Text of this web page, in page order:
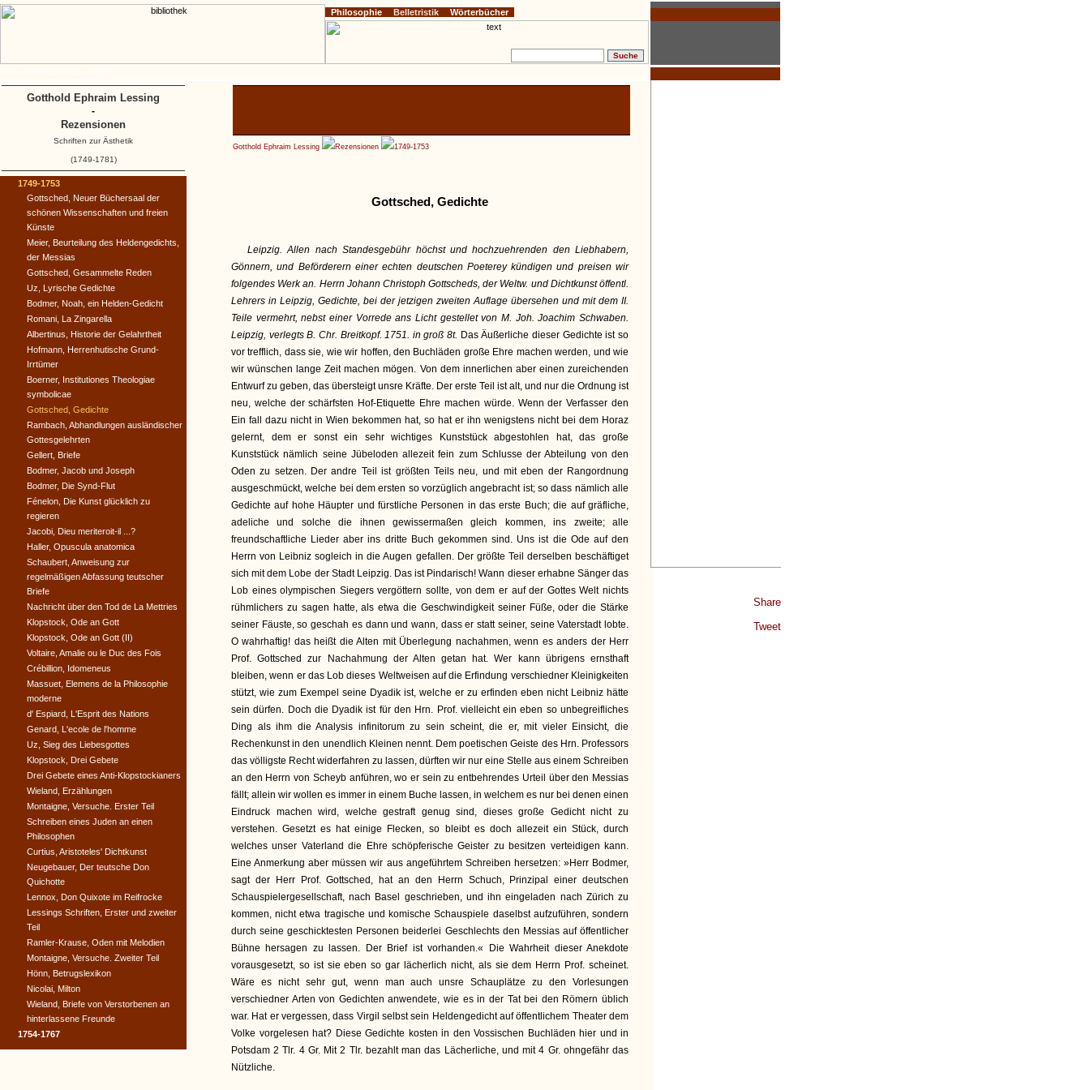
Share
Tweet
Gotthold Ephraim Lessing Rezensionen 1749-1753
Gottsched, Gedichte
Leipzig. Allen nach Standesgebühr höchst und hochzuehrenden den Liebhabern,
Gönnern, und Beförderern einer echten deutschen Poeterey kündigen und preisen wir
folgendes Werk an. Herrn Johann Christoph Gottscheds, der Weltw. und Dichtkunst öffentl.
Lehrers in Leipzig, Gedichte, bei der jetzigen zweiten Auflage übersehen und mit dem II.
Teile vermehrt, nebst einer Vorrede ans Licht gestellet von M. Joh. Joachim Schwaben.
Leipzig, verlegts B. Chr. Breitkopf. 1751. in groß 8t. Das Äußerliche dieser Gedichte ist so
vor trefflich, dass sie, wie wir hoffen, den Buchläden große Ehre machen werden, und wie
wir wünschen lange Zeit machen mögen. Von dem innerlichen aber einen zureichenden
Entwurf zu geben, das übersteigt unsre Kräfte. Der erste Teil ist alt, und nur die Ordnung ist
neu, welche der schärfsten Hof-Etiquette Ehre machen würde. Wenn der Verfasser den
Ein fall dazu nicht in Wien bekommen hat, so hat er ihn wenigstens nicht bei dem Horaz
gelernt, dem er sonst ein sehr wichtiges Kunststück abgestohlen hat, das große
Kunststück nämlich seine Jübeloden allezeit fein zum Schlusse der Abteilung von den
Oden zu setzen. Der andre Teil ist größten Teils neu, und mit eben der Rangordnung
ausgeschmückt, welche bei dem ersten so vorzüglich angebracht ist; so dass nämlich alle
Gedichte auf hohe Häupter und fürstliche Personen in das erste Buch; die auf gräfliche,
adeliche und solche die ihnen gewissermaßen gleich kommen, ins zweite; alle
freundschaftliche Lieder aber ins dritte Buch gekommen sind. Uns ist die Ode auf den
Herrn von Leibniz sogleich in die Augen gefallen. Der größte Teil derselben beschäftiget
sich mit dem Lobe der Stadt Leipzig. Das ist Pindarisch! Wann dieser erhabne Sänger das
Lob eines olympischen Siegers vergöttern sollte, von dem er auf der Gottes Welt nichts
rühmlichers zu sagen hatte, als etwa die Geschwindigkeit seiner Füße, oder die Stärke
seiner Fäuste, so geschah es dann und wann, dass er statt seiner, seine Vaterstadt lobte.
O wahrhaftig! das heißt die Alten mit Überlegung nachahmen, wenn es anders der Herr
Prof. Gottsched zur Nachahmung der Alten getan hat. Wer kann übrigens ernsthaft
bleiben, wenn er das Lob dieses Weltweisen auf die Erfindung verschiedner Kleinigkeiten
stützt, wie zum Exempel seine Dyadik ist, welche er zu erfinden eben nicht Leibniz hätte
sein dürfen. Doch die Dyadik ist für den Hrn. Prof. vielleicht ein eben so unbegreifliches
Ding als ihm die Analysis infinitorum zu sein scheint, die er, mit vieler Einsicht, die
Rechenkunst in den unendlich Kleinen nennt. Dem poetischen Geiste des Hrn. Professors
das völligste Recht widerfahren zu lassen, dürften wir nur eine Stelle aus einem Schreiben
an den Herrn von Scheyb anführen, wo er sein zu entbehrendes Urteil über den Messias
fällt; allein wir wollen es immer in einem Buche lassen, in welchem es nur bei denen einen
Eindruck machen wird, welche gestraft genug sind, dieses große Gedicht nicht zu
verstehen. Gesetzt es hat einige Flecken, so bleibt es doch allezeit ein Stück, durch
welches unser Vaterland die Ehre schöpferische Geister zu besitzen verteidigen kann.
Eine Anmerkung aber müssen wir aus angeführtem Schreiben hersetzen: »Herr Bodmer,
sagt der Herr Prof. Gottsched, hat an den Herrn Schuch, Prinzipal einer deutschen
Schauspielergesellschaft, nach Basel geschrieben, und ihn eingeladen nach Zürich zu
kommen, nicht etwa tragische und komische Schauspiele daselbst aufzuführen, sondern
durch seine geschicktesten Personen beiderlei Geschlechts den Messias auf öffentlicher
Bühne hersagen zu lassen. Der Brief ist vorhanden.« Die Wahrheit dieser Anekdote
vorausgesetzt, so ist sie eben so gar lächerlich nicht, als sie dem Herrn Prof. scheinet.
Wäre es nicht sehr gut, wenn man auch unsre Schauplätze zu den Vorlesungen
verschiedner Arten von Gedichten anwendete, wie es in der Tat bei den Römern üblich
war. Hat er vergessen, dass Virgil selbst sein Heldengedicht auf öffentlichem Theater dem
Volke vorgelesen hat? Diese Gedichte kosten in den Vossischen Buchläden hier und in
Potsdam 2 Tlr. 4 Gr. Mit 2 Tlr. bezahlt man das Lächerliche, und mit 4 Gr. ohngefähr das
Nützliche.
1749-1753
Gottsched, Neuer Büchersaal der
schönen Wissenschaften und freien
Künste
Meier, Beurteilung des Heldengedichts,
der Messias
Gottsched, Gesammelte Reden
Uz, Lyrische Gedichte
Bodmer, Noah, ein Helden-Gedicht
Romani, La Zingarella
Albertinus, Historie der Gelahrtheit
Hofmann, Herrenhutische Grund-
Irrtümer
Boerner, Institutiones Theologiae
symbolicae
Gottsched, Gedichte
Rambach, Abhandlungen ausländischer
Gottesgelehrten
Gellert, Briefe
Bodmer, Jacob und Joseph
Bodmer, Die Synd-Flut
Fénelon, Die Kunst glücklich zu
regieren
Jacobi, Dieu meriteroit-il ...?
Haller, Opuscula anatomica
Schaubert, Anweisung zur
regelmäßigen Abfassung teutscher
Briefe
Nachricht über den Tod de La Mettries
Klopstock, Ode an Gott
Klopstock, Ode an Gott (II)
Voltaire, Amalie ou le Duc des Fois
Crébillion, Idomeneus
Massuet, Elemens de la Philosophie
moderne
d' Espiard, L'Esprit des Nations
Genard, L'ecole de l'homme
Uz, Sieg des Liebesgottes
Klopstock, Drei Gebete
Drei Gebete eines Anti-Klopstockianers
Wieland, Erzählungen
Montaigne, Versuche. Erster Teil
Schreiben eines Juden an einen
Philosophen
Curtius, Aristoteles' Dichtkunst
Neugebauer, Der teutsche Don
Quichotte
Lennox, Don Quixote im Reifrocke
Lessings Schriften, Erster und zweiter
Teil
Ramler-Krause, Oden mit Melodien
Montaigne, Versuche. Zweiter Teil
Hönn, Betrugslexikon
Nicolai, Milton
Wieland, Briefe von Verstorbenen an
hinterlassene Freunde
1754-1767
Philosophie Belletristik Wörterbücher
Gotthold Ephraim Lessing
-
Rezensionen
Schriften zur Ästhetik
(1749-1781)